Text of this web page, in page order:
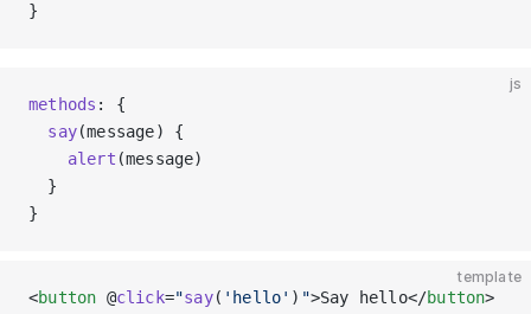
}
js
methods : {
  say
(message) {
    alert
(message)
  }
}
template
<button @click="say( 'hello' ) ">Say hello</button>